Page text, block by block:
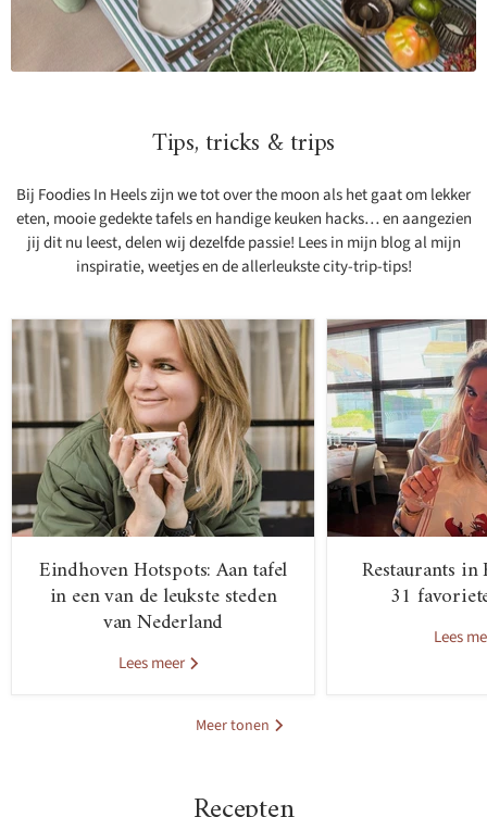
Tips, tricks & trips
Bij Foodies In Heels zijn we tot over the moon als het gaat om lekker
eten, mooie gedekte tafels en handige keuken hacks… en aangezien
jij dit nu leest, delen wij dezelfde passie! Lees in mijn blog al mijn
inspiratie, weetjes en de allerleukste city-trip-tips!
Eindhoven Hotspots: Aan tafel
in een van de leukste steden
van Nederland
Lees meer
Restaurants
31
Lees
Meer tonen